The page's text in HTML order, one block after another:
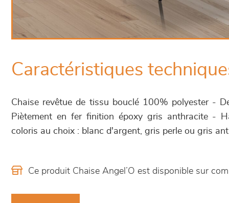
Caractéristiques
Chaise revêtue de tissu bouclé 100% polyester -
Piètement en fer finition époxy gris anthracite -
coloris au choix : blanc d'argent, gris perle ou gris
Ce produit Chaise Angel’O est disponible sur